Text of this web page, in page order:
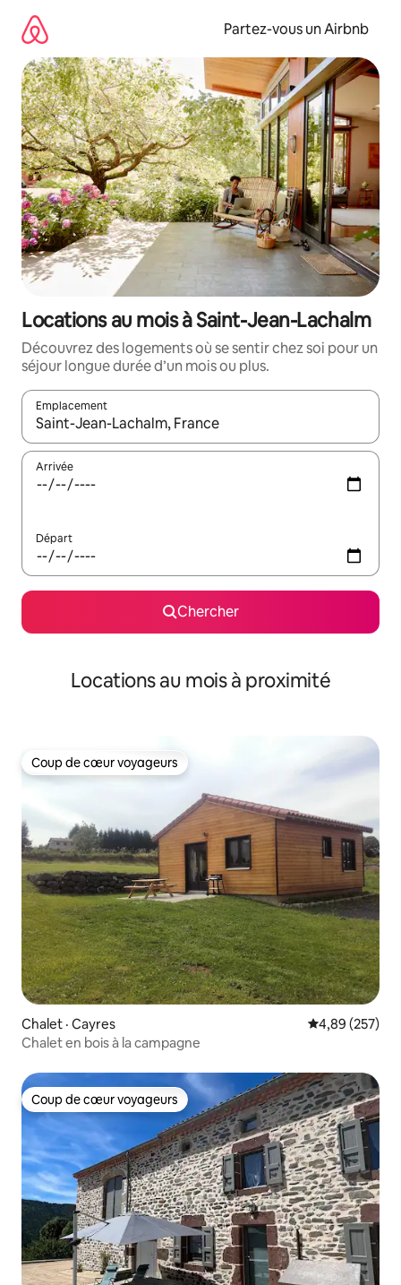
directement
contenu
Partez-vous un Airbnb
Locations au mois à Saint-Jean-Lachalm
Découvrez des logements où se sentir chez soi pour un
séjour longue durée d’un mois ou plus.
Emplacement
Quand les résultats sont affichés, parcourez-les en utilisant
Arrivée
Départ
Chercher
Locations au mois à proximité
Coup de cœur voyageurs
Coup de cœur voyageurs
Chalet · Cayres Note
4,89 (257)
Chalet en bois à la campagne
Coup de cœur voyageurs
Coup de cœur voyageurs